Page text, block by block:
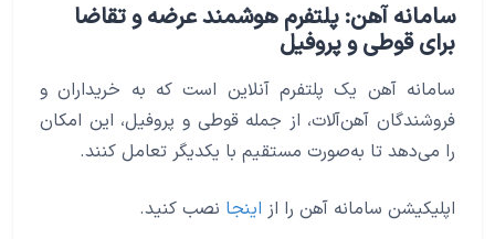
سامانه آهن: پلتفرم هوشمند عرضه و تقاضا
برای قوطی و پروفیل
سامانه آهن یک پلتفرم آنلاین است که به خریداران و
فروشندگان آهن‌آلات، از جمله قوطی و پروفیل، این امکان
را می‌دهد تا به‌صورت مستقیم با یکدیگر تعامل کنند.
اپلیکیشن سامانه آهن را از اینجا نصب کنید.